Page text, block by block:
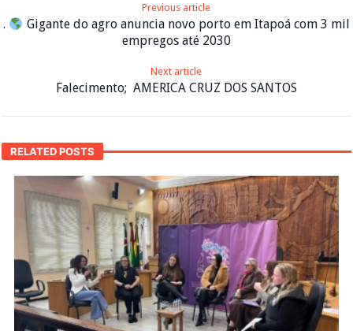
Previous article
.
Gigante do agro anuncia novo porto em Itapoá com 3 mil
empregos até 2030
Next article
Falecimento; AMERICA CRUZ DOS SANTOS
RELATED POSTS